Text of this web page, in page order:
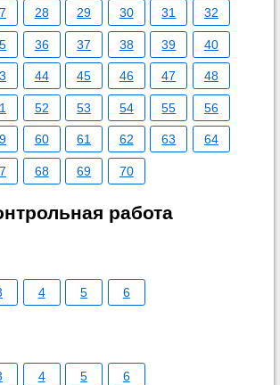
28 29 30 31 32
36 37 38 39 40
44 45 46 47 48
52 53 54 55 56
60 61 62 63 64
68 69 70
работа
4 5 6
4 5 6